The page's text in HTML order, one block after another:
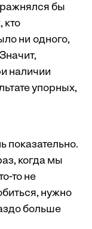
бы
кто
ни одного,
наличии
упорных,
показательно.
когда мы
то не
нужно
больше